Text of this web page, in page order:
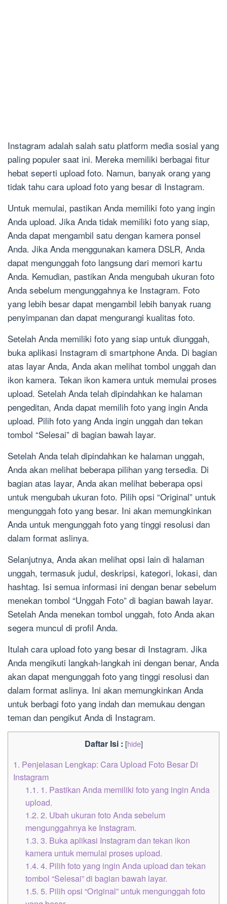
Instagram adalah salah satu platform media sosial yang
paling populer saat ini. Mereka memiliki berbagai fitur
hebat seperti upload foto. Namun, banyak orang yang
tidak tahu cara upload foto yang besar di Instagram.
Untuk memulai, pastikan Anda memiliki foto yang ingin
Anda upload. Jika Anda tidak memiliki foto yang siap,
Anda dapat mengambil satu dengan kamera ponsel
Anda. Jika Anda menggunakan kamera DSLR, Anda
dapat mengunggah foto langsung dari memori kartu
Anda. Kemudian, pastikan Anda mengubah ukuran foto
Anda sebelum mengunggahnya ke Instagram. Foto
yang lebih besar dapat mengambil lebih banyak ruang
penyimpanan dan dapat mengurangi kualitas foto.
Setelah Anda memiliki foto yang siap untuk diunggah,
buka aplikasi Instagram di smartphone Anda. Di bagian
atas layar Anda, Anda akan melihat tombol unggah dan
ikon kamera. Tekan ikon kamera untuk memulai proses
upload. Setelah Anda telah dipindahkan ke halaman
pengeditan, Anda dapat memilih foto yang ingin Anda
upload. Pilih foto yang Anda ingin unggah dan tekan
tombol “Selesai” di bagian bawah layar.
Setelah Anda telah dipindahkan ke halaman unggah,
Anda akan melihat beberapa pilihan yang tersedia. Di
bagian atas layar, Anda akan melihat beberapa opsi
untuk mengubah ukuran foto. Pilih opsi “Original” untuk
mengunggah foto yang besar. Ini akan memungkinkan
Anda untuk mengunggah foto yang tinggi resolusi dan
dalam format aslinya.
Selanjutnya, Anda akan melihat opsi lain di halaman
unggah, termasuk judul, deskripsi, kategori, lokasi, dan
hashtag. Isi semua informasi ini dengan benar sebelum
menekan tombol “Unggah Foto” di bagian bawah layar.
Setelah Anda menekan tombol unggah, foto Anda akan
segera muncul di profil Anda.
Itulah cara upload foto yang besar di Instagram. Jika
Anda mengikuti langkah-langkah ini dengan benar, Anda
akan dapat mengunggah foto yang tinggi resolusi dan
dalam format aslinya. Ini akan memungkinkan Anda
untuk berbagi foto yang indah dan memukau dengan
teman dan pengikut Anda di Instagram.
Daftar Isi : [hide]
1. Penjelasan Lengkap: Cara Upload Foto Besar Di
Instagram
1.1. 1. Pastikan Anda memiliki foto yang ingin Anda
upload.
1.2. 2. Ubah ukuran foto Anda sebelum
mengunggahnya ke Instagram.
1.3. 3. Buka aplikasi Instagram dan tekan ikon
kamera untuk memulai proses upload.
1.4. 4. Pilih foto yang ingin Anda upload dan tekan
tombol “Selesai” di bagian bawah layar.
1.5. 5. Pilih opsi “Original” untuk mengunggah foto